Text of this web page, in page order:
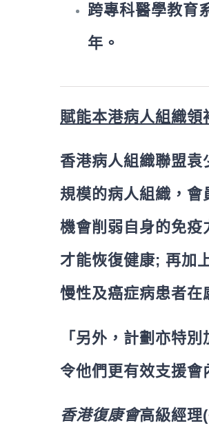
跨專科醫學教育
年。
賦能本港病人組織
香港病人組織聯盟袁
規模的病人組織，
機會削弱自身的免疫
才能恢復健康; 再加
慢性及癌症病患者在
「另外，計劃亦特
令他們更有效支援會
香港復康會高級經理